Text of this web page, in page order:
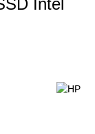
Intel